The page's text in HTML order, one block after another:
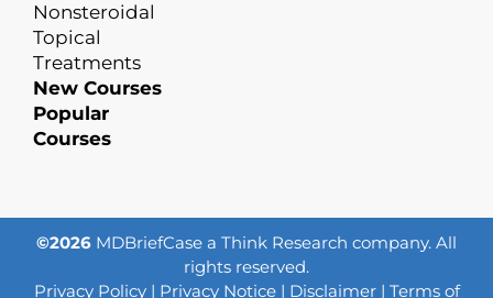
Nonsteroidal
Topical
Treatments
New Courses
Popular
Courses
©2026 MDBriefCase a Think Research company. All
rights reserved.
Privacy Policy| Privacy Notice| Disclaimer| Terms of